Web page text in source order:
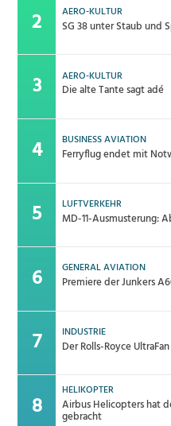
AERO-KULTUR
SG 38 unter Staub und
AERO-KULTUR
Die alte Tante sagt adé
BUSINESS AVIATION
Ferryflug endet mit
LUFTVERKEHR
MD-11-Ausmusterung:
GENERAL AVIATION
Premiere der Junkers
INDUSTRIE
Der Rolls-Royce
HELIKOPTER
Airbus Helicopters hat
gebracht